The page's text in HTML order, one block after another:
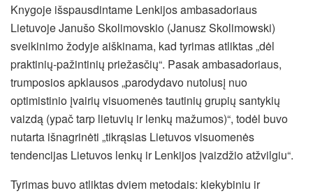
Knygoje išspausdintame Lenkijos ambasadoriaus
Lietuvoje Janušo Skolimovskio (Janusz Skolimowski)
sveikinimo žodyje aiškinama, kad tyrimas atliktas „dėl
praktinių-pažintinių priežasčių“. Pasak ambasadoriaus,
trumposios apklausos „parodydavo nutolusį nuo
optimistinio įvairių visuomenės tautinių grupių santykių
vaizdą (ypač tarp lietuvių ir lenkų mažumos)“, todėl buvo
nutarta išnagrinėti „tikrąsias Lietuvos visuomenės
tendencijas Lietuvos lenkų ir Lenkijos įvaizdžio atžvilgiu“.
Tyrimas buvo atliktas dviem metodais: kiekybiniu ir